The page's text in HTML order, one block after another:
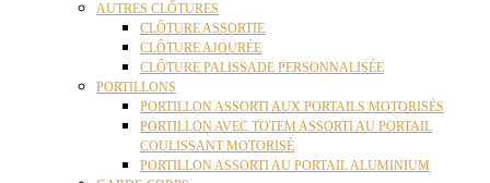
AUTRES CLÔTURES
CLÔTURE ASSORTIE
CLÔTURE AJOURÉE
CLÔTURE PALISSADE PERSONNALISÉE
PORTILLONS
PORTILLON ASSORTI AUX PORTAILS MOTORISÉS
PORTILLON AVEC TOTEM ASSORTI AU PORTAIL
COULISSANT MOTORISÉ
PORTILLON ASSORTI AU PORTAIL ALUMINIUM